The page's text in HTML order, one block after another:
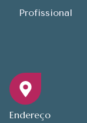
Profissional
Endereço